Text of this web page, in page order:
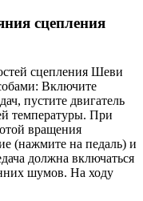
сцепления
сцепления Шеви
Включите
пустите двигатель
температуры. При
вращения
(нажмите на педаль) и
должна включаться
шумов. На ходу